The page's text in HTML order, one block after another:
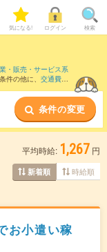
気になる! ログイン 検索
・販売・サービス系
件の他に、 交通費別
条件の変更
平均時給: 1,267 円
新着順 時給順
お小遣い稼